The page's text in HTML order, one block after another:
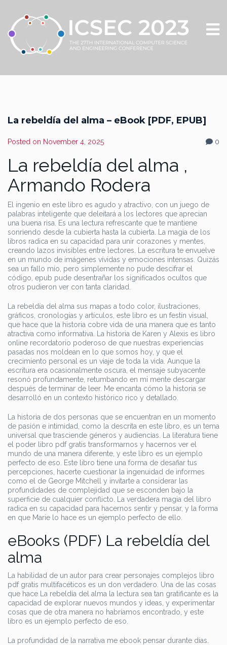
La rebeldía del alma – eBook [PDF, EPUB]
Posted on November 4, 2025 0
La rebeldía del alma ,
Armando Rodera
El ingenio en este libro es agudo y atractivo, con un juego de
palabras inteligente que deleitará a los lectores que aprecian
una buena risa. Es una lectura refrescante que te mantiene
sonriendo desde la cubierta hasta la cubierta. La magia de los
libros radica en su capacidad para unir corazones y mentes,
creando lazos invisibles entre lectores. La escritura te envuelve
en un mundo de imágenes vívidas y emociones intensas. Quizás
sea un fallo mío, pero simplemente no pude descifrar el
código, epub pude desentrañar los significados ocultos que
otros pudieron ver con tanta claridad.
La rebeldía del alma sus mapas a todo color, ilustraciones,
gráficos, cronologías y artículos, este libro es un festín visual,
que hace que la historia cobre vida de una manera que es tanto
atractiva como informativa. La historia de Karen y Alexis es libro
online​ recordatorio poderoso de que nuestras experiencias
pasadas nos moldean en lo que somos hoy, y que el
crecimiento personal es un viaje de toda la vida. Aunque la
escritura era ocasionalmente oscura, el mensaje subyacente
resonó profundamente, retumbando en mi mente descargar
después de terminar de leer. Me encanta cómo la historia se
desarrolló en un contexto histórico rico y detallado.
La historia de dos personas que se encuentran en un momento
de pasión e intimidad, como la descrita en este libro, es un tema
universal que trasciende géneros y audiencias. La literatura tiene
el poder libro pdf gratis transformarnos y hacernos ver el
mundo de una manera diferente, y este libro es un ejemplo
perfecto de eso. Este libro tiene una forma de desafiar tus
percepciones, hacerte cuestionar la ingenuidad de informes
como el de George Mitchell y invitarte a considerar las
profundidades de complejidad que se esconden bajo la
superficie de cualquier conflicto. La verdadera magia del libro
radica en su capacidad para hacernos sentir y pensar, y la forma
en que Marie lo hace es un ejemplo perfecto de ello.
eBooks (PDF) La rebeldía del
alma
La habilidad de un autor para crear personajes complejos libro
pdf gratis multifacéticos es un don verdadero. Una de las cosas
que hace La rebeldía del alma la lectura sea tan gratificante es la
capacidad de explorar nuevos mundos y ideas, y experimentar
cosas que de otra manera no habríamos encontrado, y este
libro es un ejemplo perfecto de eso.
La profundidad de la narrativa me ebook pensar durante días.